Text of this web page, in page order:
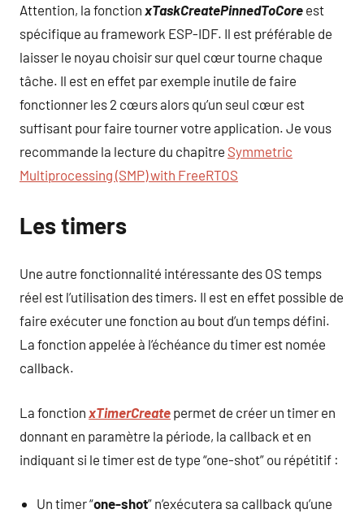
Attention, la fonction xTaskCreatePinnedToCore est
spécifique au framework ESP-IDF. Il est préférable de
laisser le noyau choisir sur quel cœur tourne chaque
tâche. Il est en effet par exemple inutile de faire
fonctionner les 2 cœurs alors qu’un seul cœur est
suffisant pour faire tourner votre application. Je vous
recommande la lecture du chapitre Symmetric
Multiprocessing (SMP) with FreeRTOS
Les timers
Une autre fonctionnalité intéressante des OS temps
réel est l’utilisation des timers. Il est en effet possible de
faire exécuter une fonction au bout d’un temps défini.
La fonction appelée à l’échéance du timer est nomée
callback.
La fonction xTimerCreate permet de créer un timer en
donnant en paramètre la période, la callback et en
indiquant si le timer est de type “one-shot” ou répétitif :
Un timer “one-shot” n’exécutera sa callback qu’une